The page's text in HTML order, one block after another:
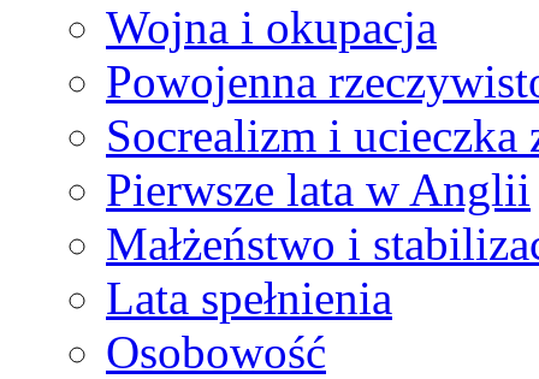
Wojna i okupacja
Powojenna
Socrealizm i ucieczka
Pierwsze lata w Anglii
Małżeństwo i
Lata spełnienia
Osobowość